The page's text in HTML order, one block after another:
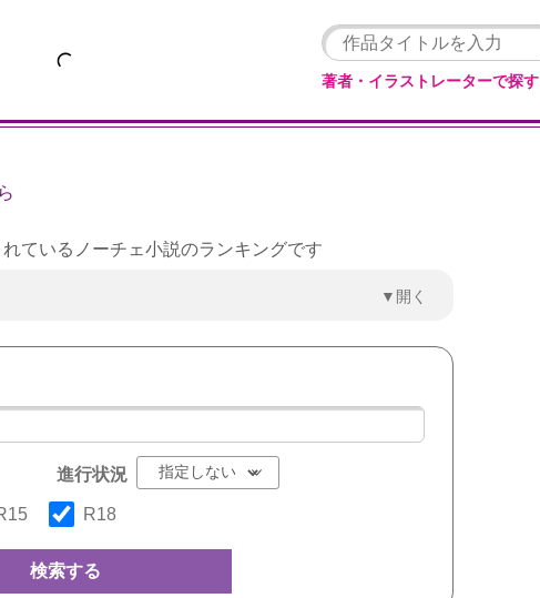
著者・イラストレーターで探す
ているノーチェ小説のランキングです
▼開く
進行状況
R18
検索する